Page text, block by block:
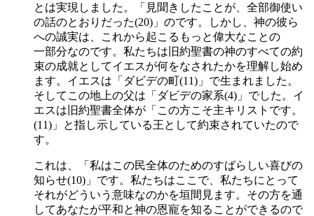
とは実現しました。「見聞きしたことが、全部御使い
の話のとおりだった(20)」のです。しかし、神の彼ら
への誠実は、これから起こるもっと偉大なことの
一部分なのです。私たちは旧約聖書の神のすべての約
束の成就としてイエスが何をなされたかを理解し始め
ます。イエスは「ダビデの町(11)」で生まれました。
そしてこの地上の父は「ダビデの家系(4)」でした。イ
エスは旧約聖書全体が「この方こそ主キリストです。
(11)」と指し示している王として約束されていたので
す。
これは、「私はこの民全体のためのすばらしい喜びの
知らせ(10)」です。私たちはここで、私たちにとって
それがどういう意味なのかを垣間見ます。その方を通
してあなたが平和と神の恩寵を知ることができるので